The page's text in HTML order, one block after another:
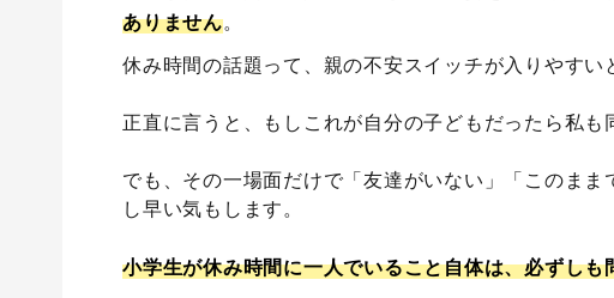
ありません。
休み時間の話題って、親の不安スイッチが入りやすい
正直に言うと、もしこれが自分の子どもだったら私も
でも、その一場面だけで「友達がいない」「このま
し早い気もします。
小学生が休み時間に一人でいること自体は、必ずしも